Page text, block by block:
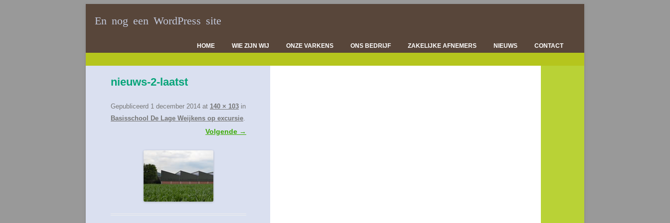
En nog een WordPress site
HOME WIE ZIJN WIJ ONZE VARKENS ONS BEDRIJF ZAKELIJKE AFNEMERS NIEUWS CONTACT
nieuws-2-laatst
Gepubliceerd 1 december 2014 at 140 × 103 in
Basisschool De Lage Weijkens op excursie.
Volgende →